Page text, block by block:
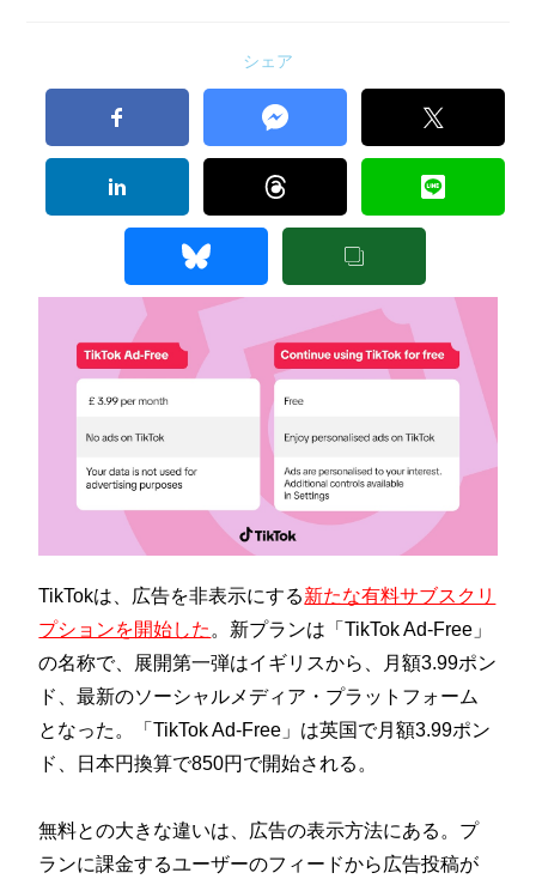
シェア
TikTokは、広告を非表示にする新たな有料サブスクリ
プションを開始した 。新プランは「TikTok Ad-Free」
の名称で、展開第一弾はイギリスから、月額3.99ポン
ド、最新のソーシャルメディア・プラットフォーム
となった。「TikTok Ad-Free」は英国で月額3.99ポン
ド、日本円換算で850円で開始される。
無料との大きな違いは、広告の表示方法にある。プ
ランに課金するユーザーのフィードから広告投稿が